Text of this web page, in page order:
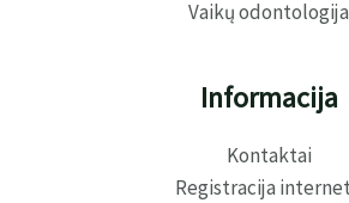
Vaikų odontologija
Informacija
Kontaktai
Registracija